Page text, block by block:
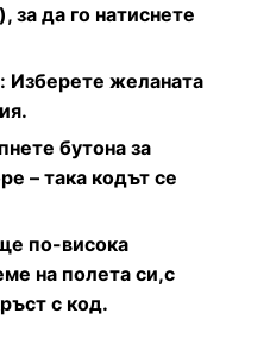
за да го натиснете
Изберете желаната
бутона за
– така кодът се
по-висока
на полета си,с
с код.